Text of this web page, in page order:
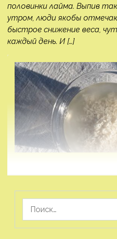
половинки лайма. Выпив
утром, люди якобы
быстрое снижение веса,
каждый день. И […]